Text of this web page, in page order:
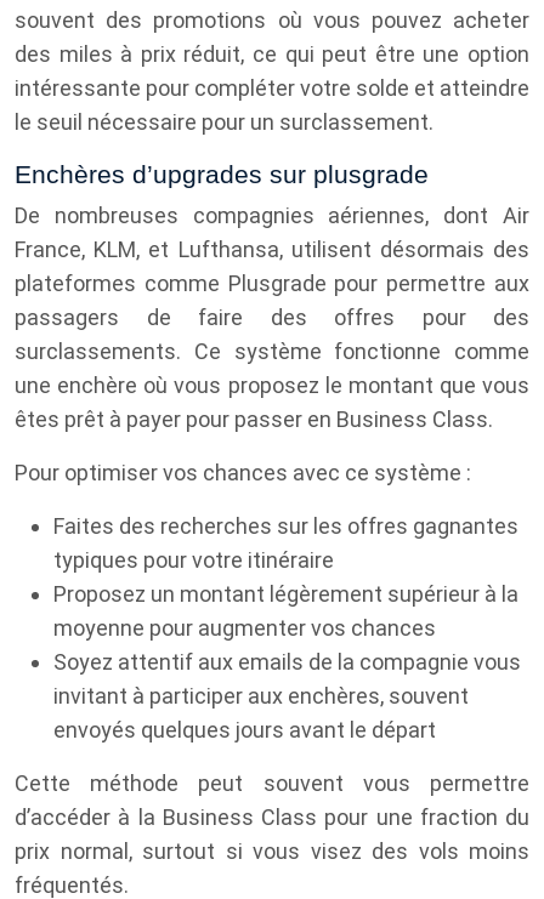
souvent des promotions où vous pouvez acheter
des miles à prix réduit, ce qui peut être une option
intéressante pour compléter votre solde et atteindre
le seuil nécessaire pour un surclassement.
Enchères d’upgrades sur plusgrade
De nombreuses compagnies aériennes, dont Air
France, KLM, et Lufthansa, utilisent désormais des
plateformes comme Plusgrade pour permettre aux
passagers de faire des offres pour des
surclassements. Ce système fonctionne comme
une enchère où vous proposez le montant que vous
êtes prêt à payer pour passer en Business Class.
Pour optimiser vos chances avec ce système :
Faites des recherches sur les offres gagnantes
typiques pour votre itinéraire
Proposez un montant légèrement supérieur à la
moyenne pour augmenter vos chances
Soyez attentif aux emails de la compagnie vous
invitant à participer aux enchères, souvent
envoyés quelques jours avant le départ
Cette méthode peut souvent vous permettre
d’accéder à la Business Class pour une fraction du
prix normal, surtout si vous visez des vols moins
fréquentés.